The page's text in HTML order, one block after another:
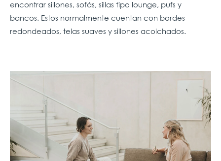
encontrar sillones, sofás, sillas tipo lounge, pufs y
bancos. Estos normalmente cuentan con bordes
redondeados, telas suaves y sillones acolchados.